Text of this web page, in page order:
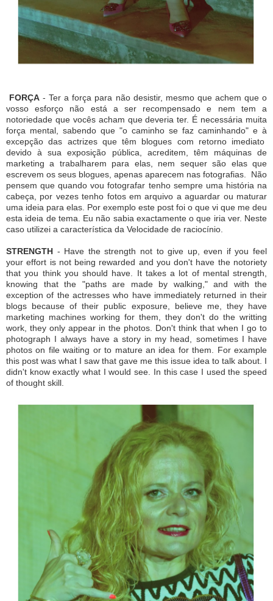
FORÇA - Ter a força para não desistir, mesmo que achem que o
vosso esforço não está a ser recompensado e nem tem a
notoriedade que vocês acham que deveria ter. É necessária muita
força mental, sabendo que "o caminho se faz caminhando" e à
excepção das actrizes que têm blogues com retorno imediato
devido à sua exposição pública, acreditem, têm máquinas de
marketing a trabalharem para elas, nem sequer são elas que
escrevem os seus blogues, apenas aparecem nas fotografias. Não
pensem que quando vou fotografar tenho sempre uma história na
cabeça, por vezes tenho fotos em arquivo a aguardar ou maturar
uma ideia para elas. Por exemplo este post foi o que vi que me deu
esta ideia de tema. Eu não sabia exactamente o que iria ver. Neste
caso utilizei a característica da Velocidade de raciocínio.
STRENGTH - Have the strength not to give up, even if you feel
your effort is not being rewarded and you don't have the notoriety
that you think you should have.
It takes a lot of mental strength,
knowing that the "paths are made by walking," and with the
exception of the actresses who have immediately returned in their
blogs because of their public exposure, believe me, they have
marketing machines working for them, they don't do the writting
work , they only appear in the photos. Don't think that when I go to
photograph I always have a story in my head, sometimes I have
photos on file waiting or to mature an idea for them.
For example
this post was what I saw that gave me this issue idea to talk about. I
didn't know exactly what I would see. In this case I used the speed
of thought skill.